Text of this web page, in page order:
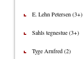
E. Lehn Petersen (3+)
Sahls tegnestue (3+)
Tyge Arnfred (2)